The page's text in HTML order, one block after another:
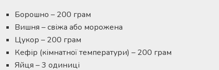
Борошно – 200 грам
Вишня – свіжа або морожена
Цукор – 200 грам
Кефір (кімнатної температури) – 200 грам
Яйця – 3 одиниці